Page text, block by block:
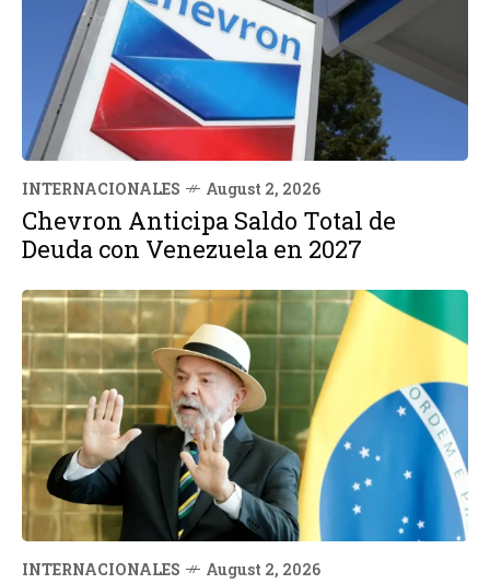
INTERNACIONALES August 2, 2026
Chevron Anticipa Saldo Total de
Deuda con Venezuela en 2027
INTERNACIONALES August 2, 2026